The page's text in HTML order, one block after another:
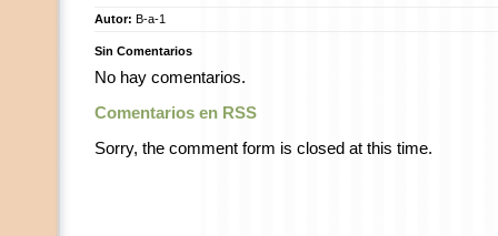
Autor: B-a-1
Sin Comentarios
No hay comentarios.
Comentarios en RSS
Sorry, the comment form is closed at this time.